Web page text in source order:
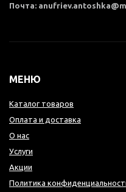
Почта:
МЕНЮ
Каталог товаров
Оплата и доставка
О нас
Услуги
Акции
Политика